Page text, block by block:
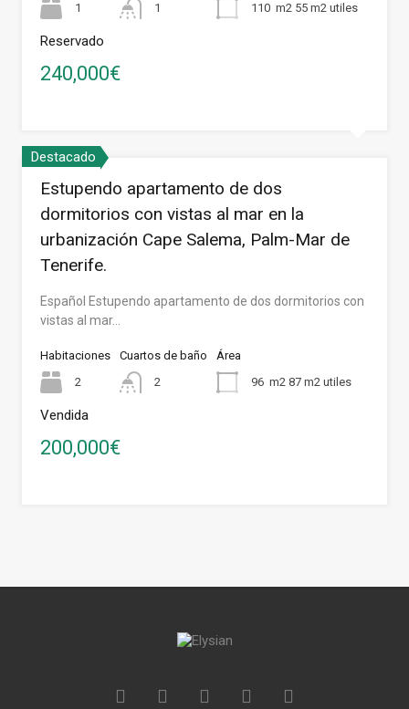
1
1
110 m2 55 m2 utiles
Reservado
240,000€
Destacado
Estupendo apartamento de dos
dormitorios con vistas al mar en la
urbanización Cape Salema, Palm-Mar de
Tenerife.
Español Estupendo apartamento de dos dormitorios con
vistas al mar…
Habitaciones
2
Cuartos de baño
2
Área
96 m2 87 m2 utiles
Vendida
200,000€